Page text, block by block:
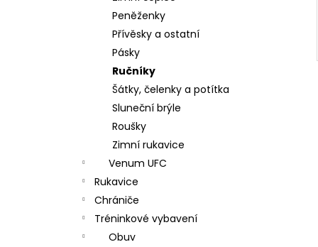
Peněženky
Přívěsky a ostatní
Pásky
Ručníky
Šátky, čelenky a potítka
Sluneční brýle
Roušky
Zimní rukavice
Venum UFC
Rukavice
Chrániče
Tréninkové vybavení
Obuv